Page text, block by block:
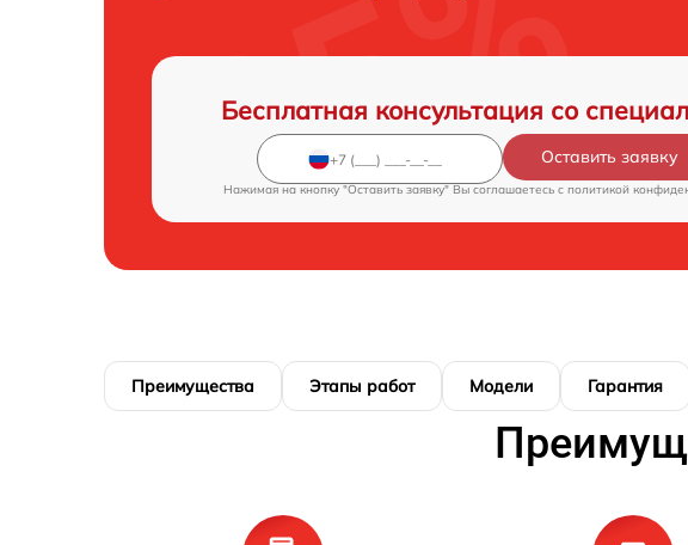
Бесплатная консультация со
Оставить заявку
Нажимая на кнопку "Оставить заявку" Вы соглашаетесь c политикой
Преимущества Этапы работ Модели Гарантия